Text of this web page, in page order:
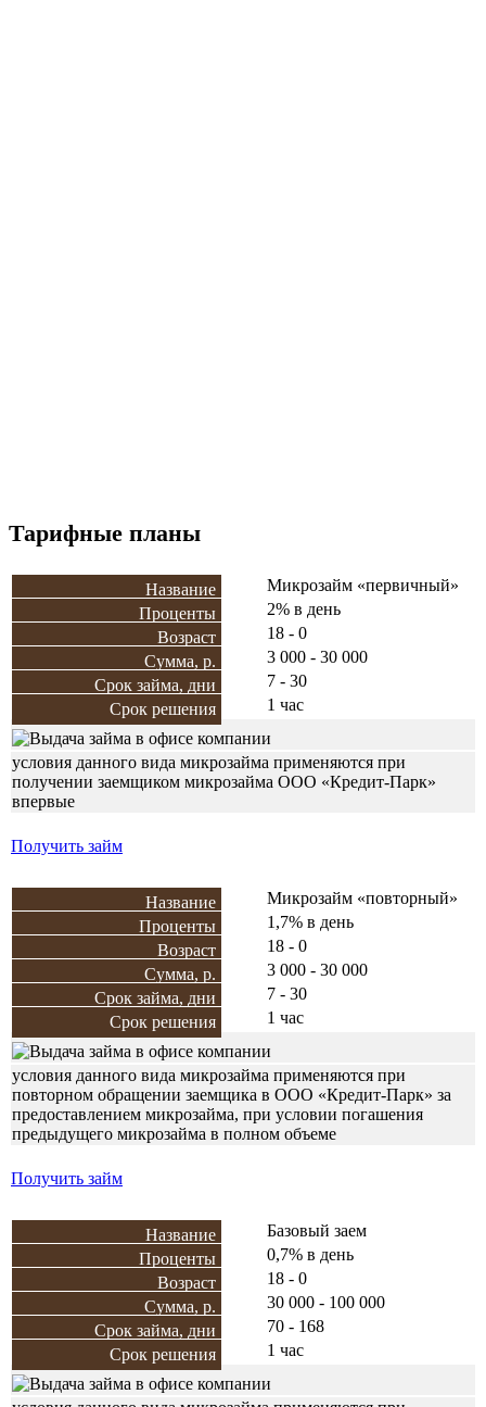
Тарифные планы
Микрозайм «первичный»
2% в день
18 - 0
3 000 - 30 000
7 - 30
1 час
условия данного вида микрозайма применяются при
получении заемщиком микрозайма ООО «Кредит-Парк»
впервые
Получить займ
Микрозайм «повторный»
1,7% в день
18 - 0
3 000 - 30 000
7 - 30
1 час
условия данного вида микрозайма применяются при
повторном обращении заемщика в ООО «Кредит-Парк» за
предоставлением микрозайма, при условии погашения
предыдущего микрозайма в полном объеме
Получить займ
Базовый заем
0,7% в день
18 - 0
30 000 - 100 000
70 - 168
1 час